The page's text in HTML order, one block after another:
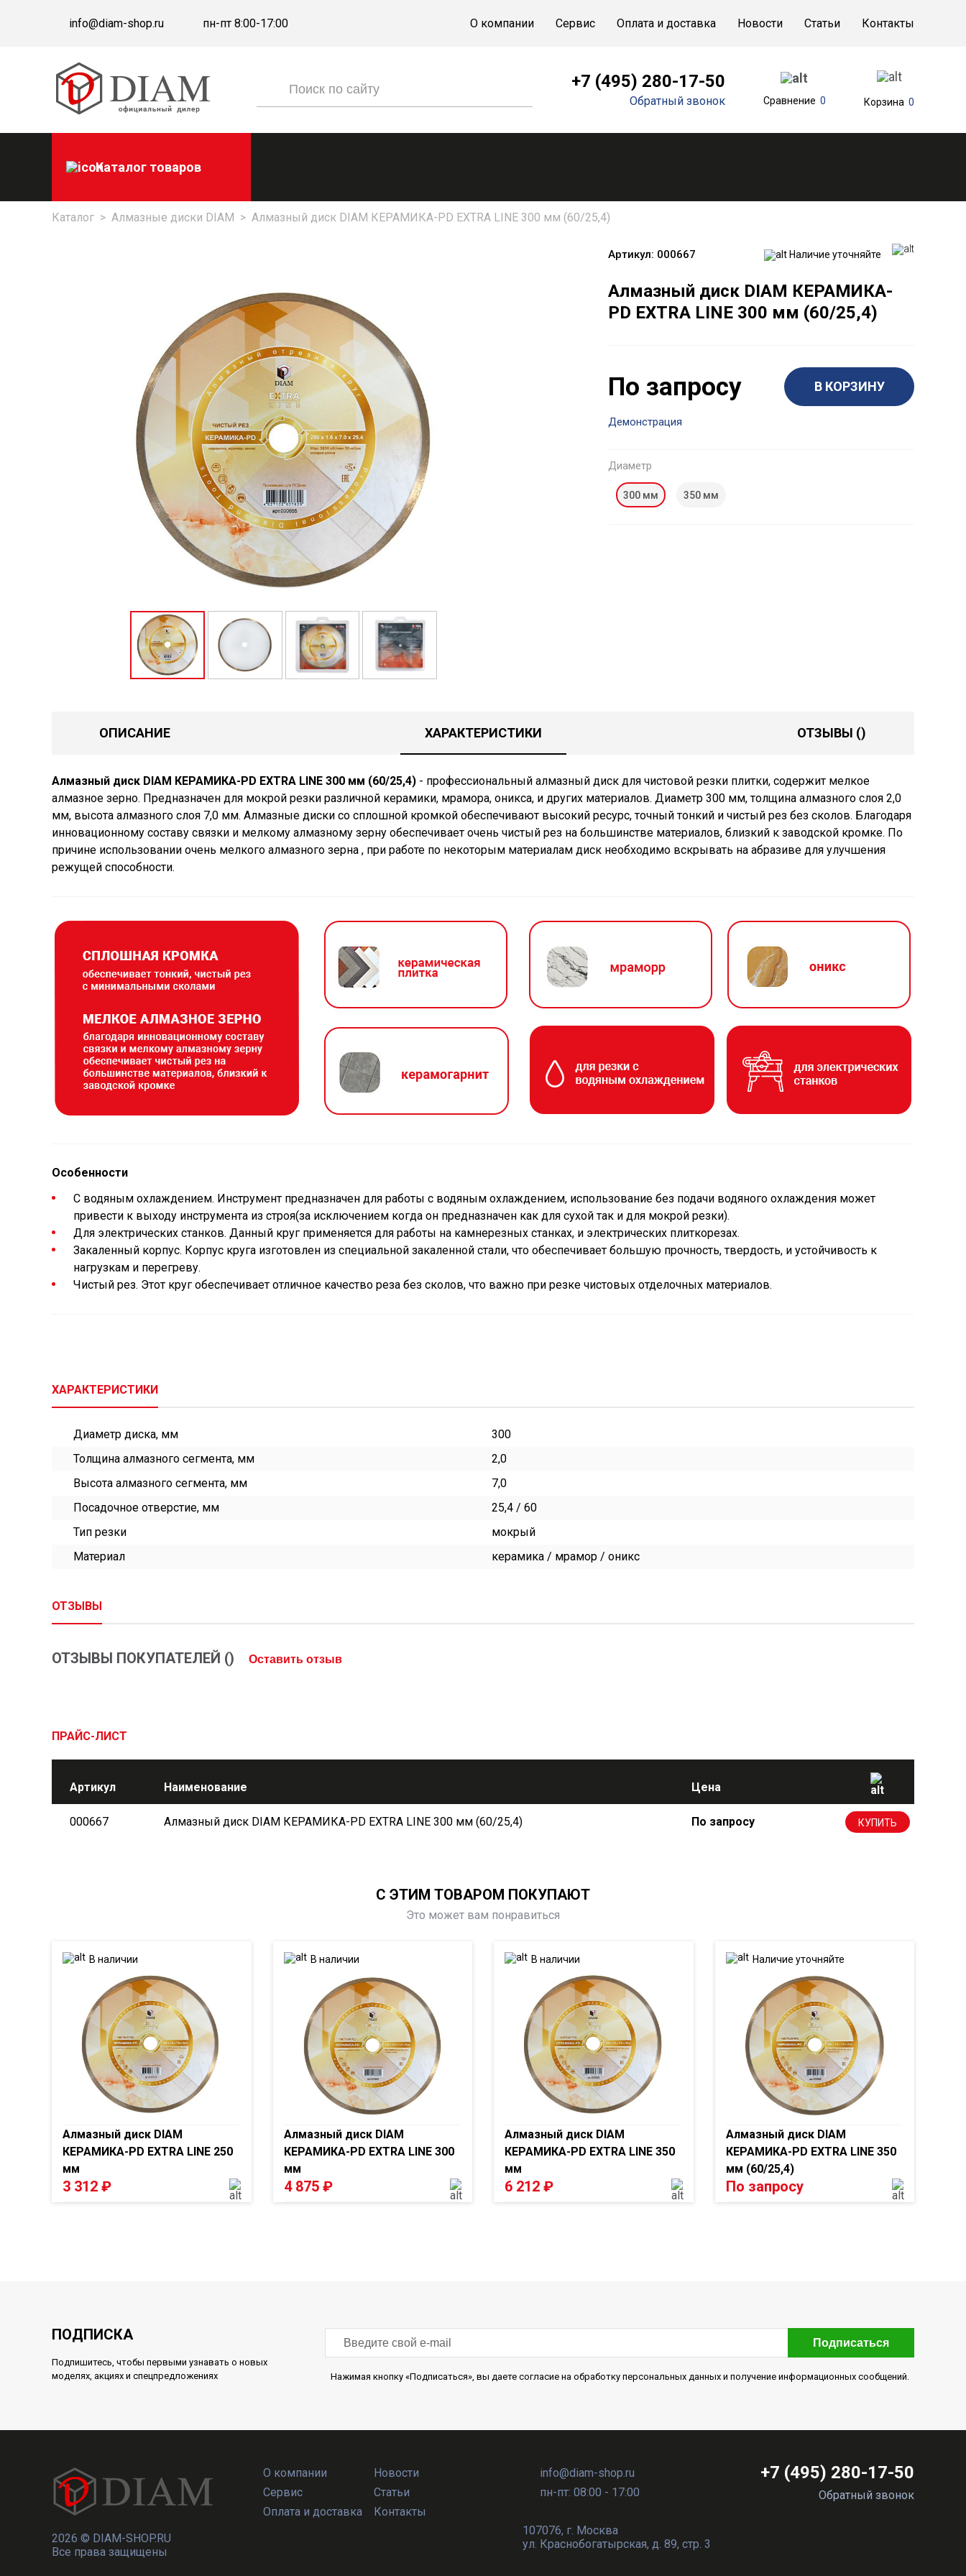
info@diam-shop.ru пн-пт 8:00-17:00 О компании Сервис Оплата и доставка Новости Статьи Контакты
+7 (495) 280-17-50
Обратный звонок Сравнение 0 Корзина 0
Каталог товаров
Каталог > Алмазные диски DIAM > Алмазный диск DIAM КЕРАМИКА-PD EXTRA LINE 300 мм (60/25,4)
Артикул: 000667 Наличие уточняйте
Алмазный диск DIAM КЕРАМИКА-
PD EXTRA LINE 300 мм (60/25,4)
По запросу В КОРЗИНУ
Демонстрация
Диаметр
300 мм 350 мм
ОПИСАНИЕ ХАРАКТЕРИСТИКИ ОТЗЫВЫ ()
Алмазный диск DIAM КЕРАМИКА-PD EXTRA LINE 300 мм (60/25,4) - профессиональный алмазный диск для чистовой резки плитки, содержит мелкое
алмазное зерно. Предназначен для мокрой резки различной керамики, мрамора, оникса, и других материалов. Диаметр 300 мм, толщина алмазного слоя 2,0
мм, высота алмазного слоя 7,0 мм. Алмазные диски со сплошной кромкой обеспечивают высокий ресурс, точный тонкий и чистый рез без сколов. Благодаря
инновационному составу связки и мелкому алмазному зерну обеспечивает очень чистый рез на большинстве материалов, близкий к заводской кромке. По
причине использовании очень мелкого алмазного зерна , при работе по некоторым материалам диск необходимо вскрывать на абразиве для улучшения
режущей способности.
Особенности
С водяным охлаждением. Инструмент предназначен для работы с водяным охлаждением, использование без подачи водяного охлаждения может
привести к выходу инструмента из строя(за исключением когда он предназначен как для сухой так и для мокрой резки).
Для электрических станков. Данный круг применяется для работы на камнерезных станках, и электрических плиткорезах.
Закаленный корпус. Корпус круга изготовлен из специальной закаленной стали, что обеспечивает большую прочность, твердость, и устойчивость к
нагрузкам и перегреву.
Чистый рез. Этот круг обеспечивает отличное качество реза без сколов, что важно при резке чистовых отделочных материалов.
ХАРАКТЕРИСТИКИ
Диаметр диска, мм
300
Толщина алмазного сегмента, мм
2,0
Высота алмазного сегмента, мм
7,0
Посадочное отверстие, мм
25,4 / 60
Тип резки
мокрый
Материал
керамика / мрамор / оникс
ОТЗЫВЫ
ОТЗЫВЫ ПОКУПАТЕЛЕЙ () Оставить отзыв
ПРАЙС-ЛИСТ
Артикул Наименование Цена
000667 Алмазный диск DIAM КЕРАМИКА-PD EXTRA LINE 300 мм (60/25,4) По запросу КУПИТЬ
С ЭТИМ ТОВАРОМ ПОКУПАЮТ
Это может вам понравиться
В наличии
Алмазный диск DIAM
КЕРАМИКА-PD EXTRA LINE 250
мм
3 312 ₽
В наличии
Алмазный диск DIAM
КЕРАМИКА-PD EXTRA LINE 300
мм
4 875 ₽
В наличии
Алмазный диск DIAM
КЕРАМИКА-PD EXTRA LINE 350
мм
6 212 ₽
Наличие уточняйте
Алмазный диск DIAM
КЕРАМИКА-PD EXTRA LINE 350
мм (60/25,4)
По запросу
ПОДПИСКА
Подпишитесь, чтобы первыми узнавать о новых
моделях, акциях и спецпредложениях
Подписаться
Нажимая кнопку «Подписаться», вы даете согласие на обработку персональных данных и получение информационных сообщений.
2026 © DIAM-SHOP.RU
Все права защищены
О компании
Сервис
Оплата и доставка
Новости
Статьи
Контакты
info@diam-shop.ru
пн-пт: 08:00 - 17:00
107076, г. Москва
ул. Краснобогатырская, д. 89, стр. 3
+7 (495) 280-17-50
Обратный звонок